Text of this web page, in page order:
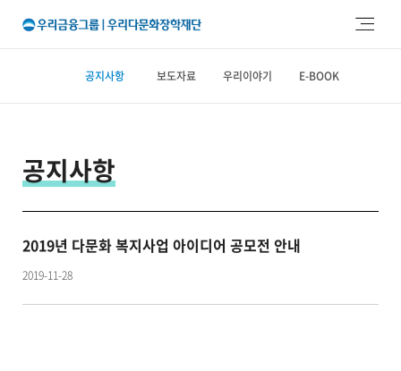
본문 바로가기
주메뉴 바로가기
공지사항 보도자료 우리이야기 E-BOOK
공지사항
2019년 다문화 복지사업 아이디어 공모전 안내
2019-11-28